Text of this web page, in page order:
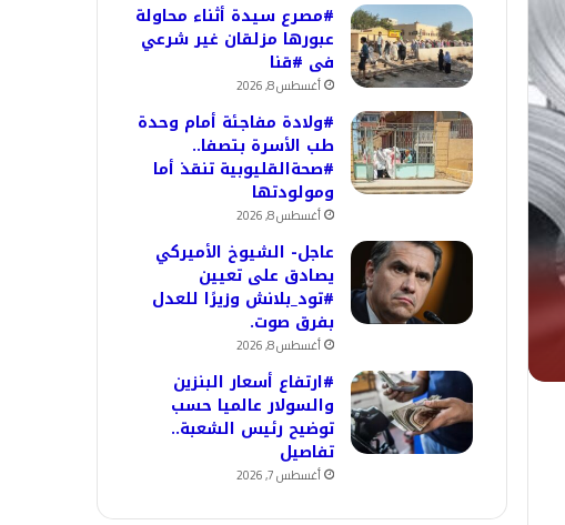
#مصرع سيدة أثناء محاولة
عبورها مزلقان غير شرعي
فى #قنا
أغسطس 8, 2026
#ولادة مفاجئة أمام وحدة
طب الأسرة بتصفا..
#صحةالقليوبية تنقذ أما
ومولودتها
أغسطس 8, 2026
عاجل- الشيوخ الأميركي
يصادق على تعيين
#تود_بلانش وزيرًا للعدل
بفرق صوت.
أغسطس 8, 2026
#ارتفاع أسعار البنزين
والسولار عالميا حسب
توضيح رئيس الشعبة..
تفاصيل
أغسطس 7, 2026